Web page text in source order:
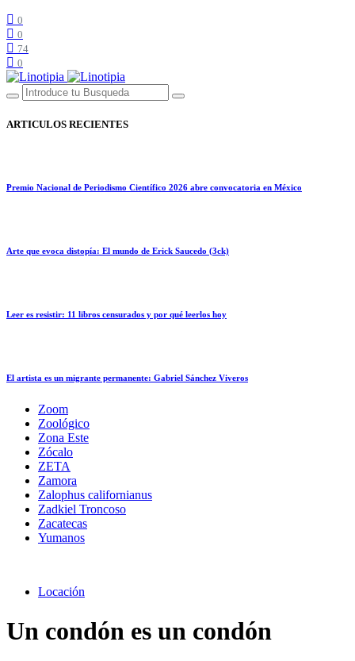
0
0
74
0
ARTICULOS RECIENTES
Premio Nacional de Periodismo Científico 2026 abre convocatoria en México
Arte que evoca distopía: El mundo de Erick Saucedo (3ck)
Leer es resistir: 11 libros censurados y por qué leerlos hoy
El artista es un migrante permanente: Gabriel Sánchez Viveros
Zoom
Zoológico
Zona Este
Zócalo
ZETA
Zamora
Zalophus californianus
Zadkiel Troncoso
Zacatecas
Yumanos
Locación
Un condón es un condón